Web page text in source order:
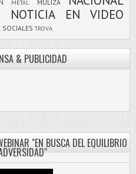
METAL MULIZA
NOTICIA EN VIDEO
SOCIALES TROVA
& PUBLICIDAD
"EN BUSCA DEL EQUILIBRIO